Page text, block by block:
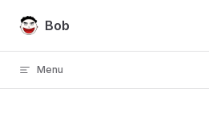
Skip to content
Bob
Menu